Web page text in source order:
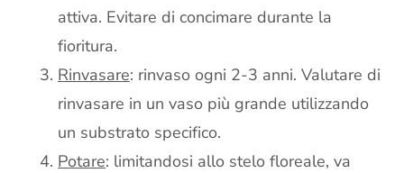
attiva. Evitare di concimare durante la
fioritura.
Rinvasare: rinvaso ogni 2-3 anni. Valutare di
rinvasare in un vaso più grande utilizzando
un substrato specifico.
Potare: limitandosi allo stelo floreale, va